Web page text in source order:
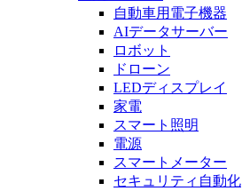
自動車用電子機器
AIデータサーバー
ロボット
ドローン
LEDディスプレイ
家電
スマート照明
電源
スマートメーター
セキュリティ自動化